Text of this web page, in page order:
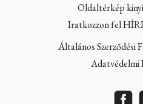
Oldaltérkép
Iratkozzon fel
Általános Szerződési
Adatvédelmi